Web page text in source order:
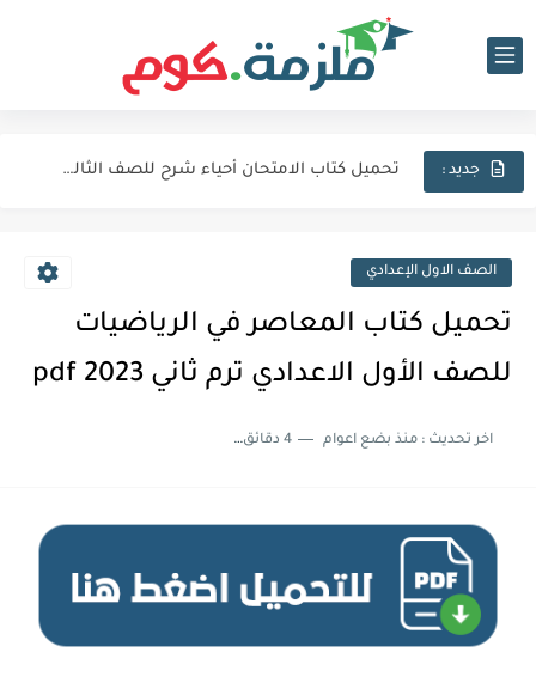
جديد : تحميل كتاب الامتحان أحياء شرح للصف الثالث الثانوي 2027 pdf
اجابات كتاب المعاصر انجليزي للصف الثالث الثانوى 2025 pdf الترم...
تحميل كتاب الايزو مراجعة نهائية فى الكيمياء بالاجابات للصف الثالث...
الصف الاول الإعدادي
تحميل كتاب المعاصر في الرياضيات
للصف الأول الاعدادي ترم ثاني 2023 pdf
اخر تحديث :منذ بضع اعوام 4 دقائق للقراءة